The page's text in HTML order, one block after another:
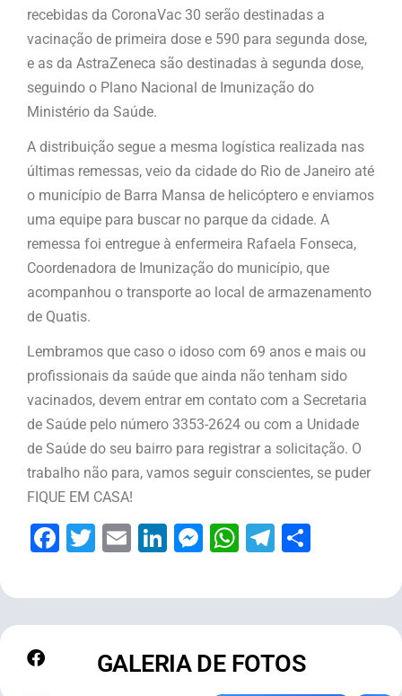
recebidas da CoronaVac 30 serão destinadas a
vacinação de primeira dose e 590 para segunda dose,
e as da AstraZeneca são destinadas à segunda dose,
seguindo o Plano Nacional de Imunização do
Ministério da Saúde.
A distribuição segue a mesma logística realizada nas
últimas remessas, veio da cidade do Rio de Janeiro até
o município de Barra Mansa de helicóptero e enviamos
uma equipe para buscar no parque da cidade. A
remessa foi entregue à enfermeira Rafaela Fonseca,
Coordenadora de Imunização do município, que
acompanhou o transporte ao local de armazenamento
de Quatis.
Lembramos que caso o idoso com 69 anos e mais ou
profissionais da saúde que ainda não tenham sido
vacinados, devem entrar em contato com a Secretaria
de Saúde pelo número 3353-2624 ou com a Unidade
de Saúde do seu bairro para registrar a solicitação. O
trabalho não para, vamos seguir conscientes, se puder
FIQUE EM CASA!
Facebook
Twitter
EmailLinkedIn
Messenger
WhatsApp
Telegram
GALERIA DE FOTOS